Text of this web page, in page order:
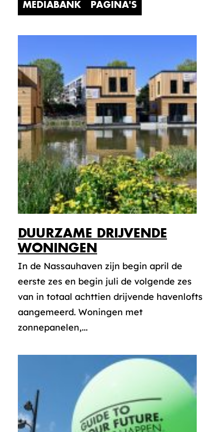
MEDIABANK PAGINA'S
DUURZAME DRIJVENDE
WONINGEN
In de Nassauhaven zijn begin april de
eerste zes en begin juli de volgende zes
van in totaal achttien drijvende havenlofts
aangemeerd. Woningen met
zonnepanelen,...